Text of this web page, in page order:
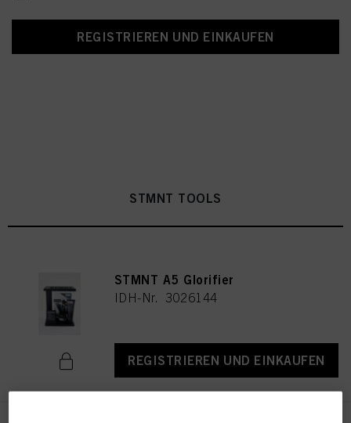
REGISTRIEREN UND EINKAUFEN
STMNT TOOLS
STMNT A5 Glorifier
IDH-Nr. 3026144
REGISTRIEREN UND EINKAUFEN